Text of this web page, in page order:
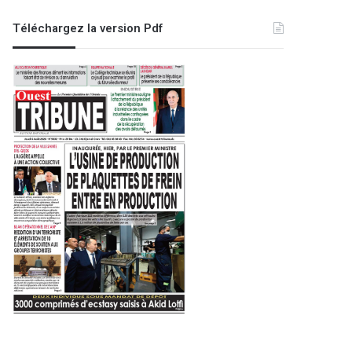
Oran
Oran – Vaccination contre
appel à la
2023
Pour un développement local homogène : plaidoyer pour la création d’instances de coordination entre wilayas
23 mars 2026
L’Université d’Oran 1 lance la 3ème édition du Hackathon national S.H.E.S.E.M 2026 : vers la conception de la ville intelligente
Téléchargez la version Pdf